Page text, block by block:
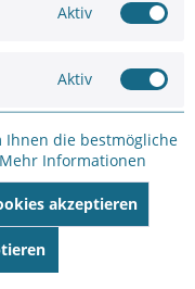
Aktiv
Aktiv
Ihnen die bestmögliche
Mehr Informationen
akzeptieren